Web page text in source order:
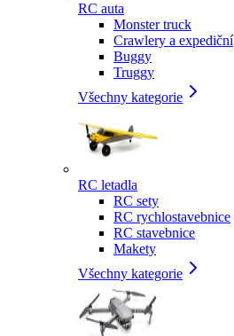
RC auta
Monster truck
Crawlery a expediční
Buggy
Truggy
Všechny kategorie
RC letadla
RC sety
RC rychlostavebnice
RC stavebnice
Makety
Všechny kategorie